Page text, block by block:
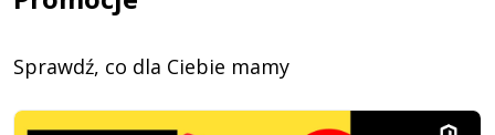
Sprawdź, co dla Ciebie mamy